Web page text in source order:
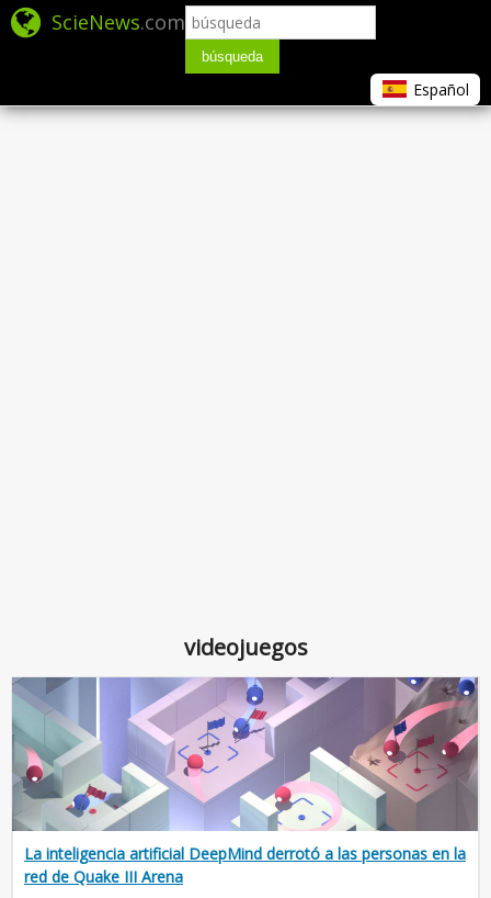
ScieNews.com
búsqueda
Español
videojuegos
La inteligencia artificial DeepMind derrotó a las personas en la
red de Quake III Arena